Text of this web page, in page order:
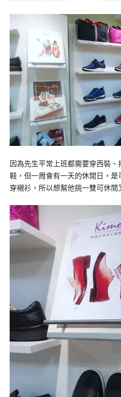
因為先生平常上班都需要穿西裝
鞋，但一周會有一天的休閒日，
穿襯衫，所以想幫他挑一雙可休閒